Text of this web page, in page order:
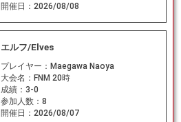
開催日： 2026/08/08
エルフ/Elves
プレイヤー： Maegawa Naoya
大会名： FNM 20時
成績： 3-0
参加人数： 8
開催日： 2026/08/07